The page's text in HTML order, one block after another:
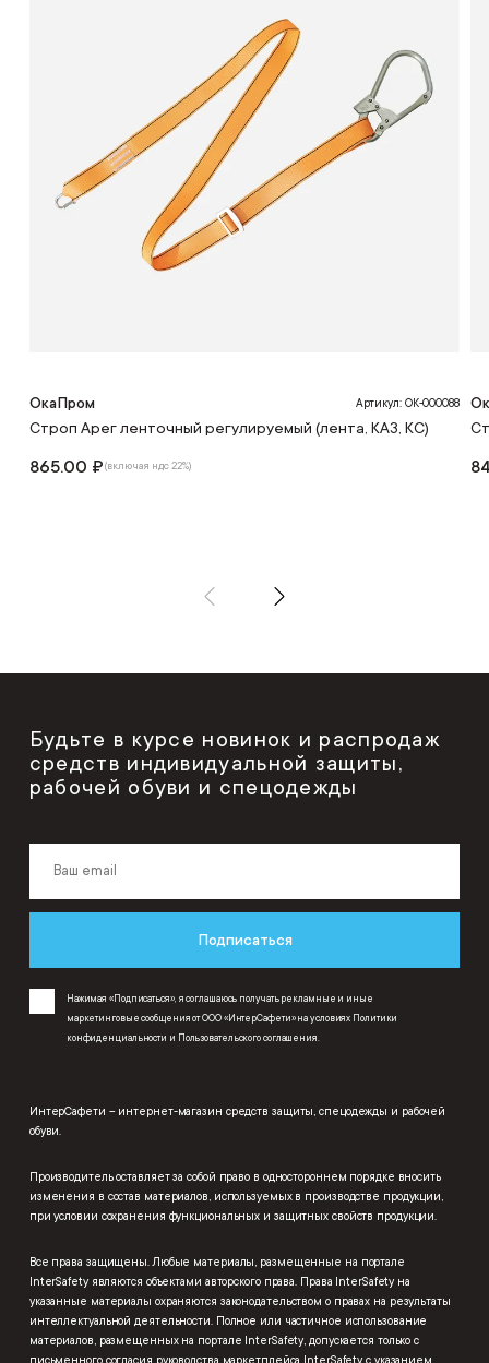
ОкаПром Артикул: ОК-000088
Строп Арег ленточный регулируемый (лента, КА3, КС)
865.00 ₽(включая ндс 22%)
Будьте в курсе новинок и распродаж
средств индивидуальной защиты,
рабочей обуви и спецодежды
Подписаться
Нажимая «Подписаться», я соглашаюсь получать рекламные и иные
маркетинговые сообщения от ООО «ИнтерСафети» на условиях Политики
конфиденциальности и Пользовательского соглашения.
ИнтерСафети – интернет-магазин средств защиты, спецодежды и рабочей
обуви.
Производитель оставляет за собой право в одностороннем порядке вносить
изменения в состав материалов, используемых в производстве продукции,
при условии сохранения функциональных и защитных свойств продукции.
Все права защищены. Любые материалы, размещенные на портале
InterSafety являются объектами авторского права. Права InterSafety на
указанные материалы охраняются законодательством о правах на результаты
интеллектуальной деятельности. Полное или частичное использование
материалов, размещенных на портале InterSafety, допускается только с